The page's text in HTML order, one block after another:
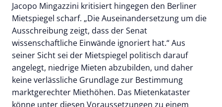
Jacopo Mingazzini kritisiert hingegen den Berliner
Mietspiegel scharf. „Die Auseinandersetzung um die
Ausschreibung zeigt, dass der Senat
wissenschaftliche Einwände ignoriert hat.“ Aus
seiner Sicht sei der Mietspiegel politisch darauf
angelegt, niedrige Mieten abzubilden, und daher
keine verlässliche Grundlage zur Bestimmung
marktgerechter Miethöhen. Das Mietenkataster
könne unter diesen Voraussetzungen zu einem